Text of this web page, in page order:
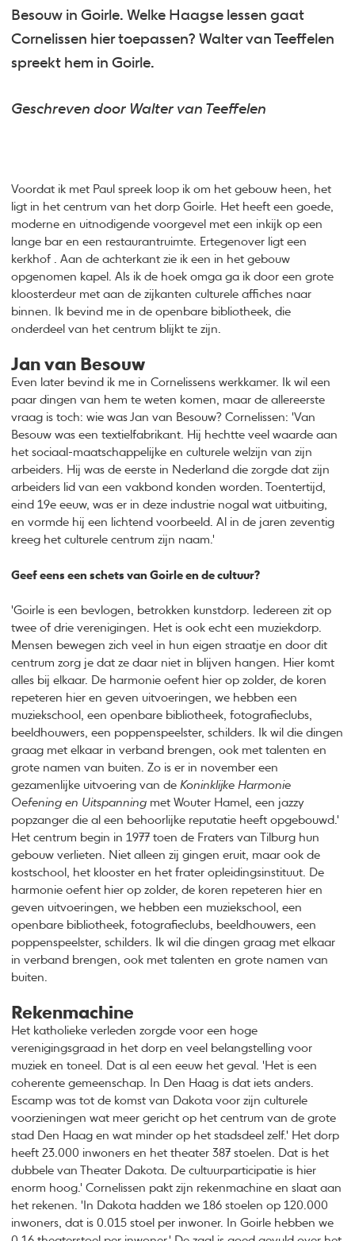
Besouw in Goirle. Welke Haagse lessen gaat
Cornelissen hier toepassen? Walter van Teeffelen
spreekt hem in Goirle.
Geschreven door Walter van Teeffelen
Voordat ik met Paul spreek loop ik om het gebouw heen, het
ligt in het centrum van het dorp Goirle. Het heeft een goede,
moderne en uitnodigende voorgevel met een inkijk op een
lange bar en een restaurantruimte. Ertegenover ligt een
kerkhof . Aan de achterkant zie ik een in het gebouw
opgenomen kapel. Als ik de hoek omga ga ik door een grote
kloosterdeur met aan de zijkanten culturele affiches naar
binnen. Ik bevind me in de openbare bibliotheek, die
onderdeel van het centrum blijkt te zijn.
Jan van Besouw
Even later bevind ik me in Cornelissens werkkamer. Ik wil een
paar dingen van hem te weten komen, maar de allereerste
vraag is toch: wie was Jan van Besouw? Cornelissen: 'Van
Besouw was een textielfabrikant. Hij hechtte veel waarde aan
het sociaal-maatschappelijke en culturele welzijn van zijn
arbeiders. Hij was de eerste in Nederland die zorgde dat zijn
arbeiders lid van een vakbond konden worden. Toentertijd,
eind 19e eeuw, was er in deze industrie nogal wat uitbuiting,
en vormde hij een lichtend voorbeeld. Al in de jaren zeventig
kreeg het culturele centrum zijn naam.'
Geef eens een schets van Goirle en de cultuur?
'Goirle is een bevlogen, betrokken kunstdorp. Iedereen zit op
twee of drie verenigingen. Het is ook echt een muziekdorp.
Mensen bewegen zich veel in hun eigen straatje en door dit
centrum zorg je dat ze daar niet in blijven hangen. Hier komt
alles bij elkaar. De harmonie oefent hier op zolder, de koren
repeteren hier en geven uitvoeringen, we hebben een
muziekschool, een openbare bibliotheek, fotografieclubs,
beeldhouwers, een poppenspeelster, schilders. Ik wil die dingen
graag met elkaar in verband brengen, ook met talenten en
grote namen van buiten. Zo is er in november een
gezamenlijke uitvoering van deKoninklijke Harmonie
Oefening en Uitspanning met Wouter Hamel, een jazzy
popzanger die al een behoorlijke reputatie heeft opgebouwd.'
Het centrum begin in 1977 toen de Fraters van Tilburg hun
gebouw verlieten. Niet alleen zij gingen eruit, maar ook de
kostschool, het klooster en het frater opleidingsinstituut. De
harmonie oefent hier op zolder, de koren repeteren hier en
geven uitvoeringen, we hebben een muziekschool, een
openbare bibliotheek, fotografieclubs, beeldhouwers, een
poppenspeelster, schilders. Ik wil die dingen graag met elkaar
in verband brengen, ook met talenten en grote namen van
buiten.
Rekenmachine
Het katholieke verleden zorgde voor een hoge
verenigingsgraad in het dorp en veel belangstelling voor
muziek en toneel. Dat is al een eeuw het geval. 'Het is een
coherente gemeenschap. In Den Haag is dat iets anders.
Escamp was tot de komst van Dakota voor zijn culturele
voorzieningen wat meer gericht op het centrum van de grote
stad Den Haag en wat minder op het stadsdeel zelf.' Het dorp
heeft 23.000 inwoners en het theater 387 stoelen. Dat is het
dubbele van Theater Dakota. De cultuurparticipatie is hier
enorm hoog.' Cornelissen pakt zijn rekenmachine en slaat aan
het rekenen. 'In Dakota hadden we 186 stoelen op 120.000
inwoners, dat is 0.015 stoel per inwoner. In Goirle hebben we